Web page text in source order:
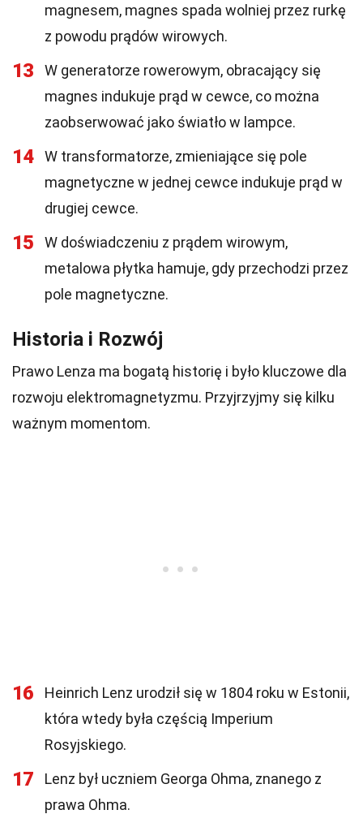
magnesem, magnes spada wolniej przez rurkę
z powodu prądów wirowych.
13
W generatorze rowerowym, obracający się
magnes indukuje prąd w cewce, co można
zaobserwować jako światło w lampce.
14
W transformatorze, zmieniające się pole
magnetyczne w jednej cewce indukuje prąd w
drugiej cewce.
15
W doświadczeniu z prądem wirowym,
metalowa płytka hamuje, gdy przechodzi przez
pole magnetyczne.
Historia i Rozwój
Prawo Lenza ma bogatą historię i było kluczowe dla
rozwoju elektromagnetyzmu. Przyjrzyjmy się kilku
ważnym momentom.
16
Heinrich Lenz urodził się w 1804 roku w Estonii,
która wtedy była częścią Imperium
Rosyjskiego.
17
Lenz był uczniem Georga Ohma, znanego z
prawa Ohma.